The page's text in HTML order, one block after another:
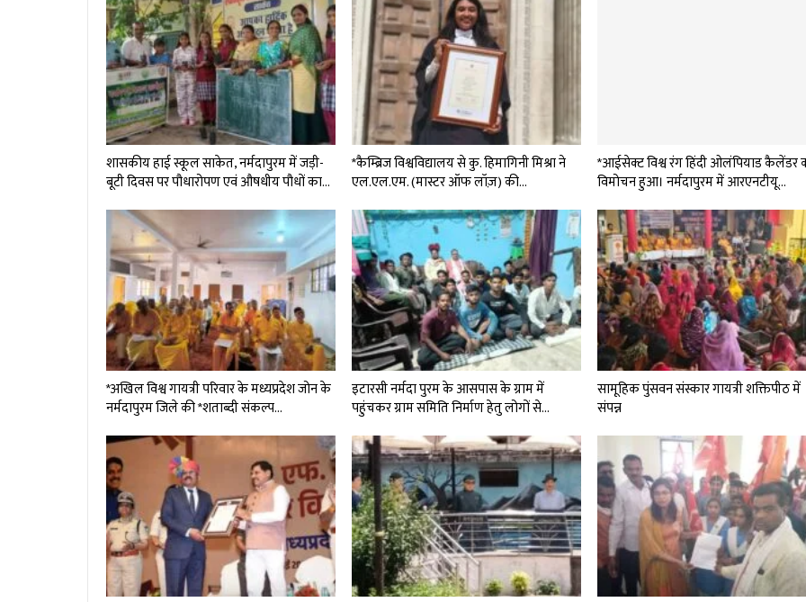
शासकीय हाई स्कूल साकेत, नर्मदापुरम में जड़ी-
बूटी दिवस पर पौधारोपण एवं औषधीय पौधों का…
*कैम्ब्रिज विश्वविद्यालय से कु. हिमागिनी मिश्रा ने
एल.एल.एम. (मास्टर ऑफ लॉज़) की…
*आईसेक्ट विश्व रंग हिंदी ओलंपियाड कैलेंडर
विमोचन हुआ। नर्मदापुरम में आरएनटीयू…
*अखिल विश्व गायत्री परिवार के मध्यप्रदेश जोन के
नर्मदापुरम जिले की *शताब्दी संकल्प…
इटारसी नर्मदा पुरम के आसपास के ग्राम में
पहुंचकर ग्राम समिति निर्माण हेतु लोगों से…
सामूहिक पुंसवन संस्कार गायत्री शक्तिपीठ में
संपन्न